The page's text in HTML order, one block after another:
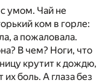
умом. Чай не
ком в горле:
а пожаловала.
В чем? Ноги, что
крутит к дождю,
боль. А глаза без